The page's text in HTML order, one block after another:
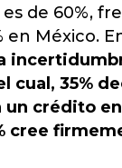
de 60%,
en México.
cual, 35%
un crédito
cree